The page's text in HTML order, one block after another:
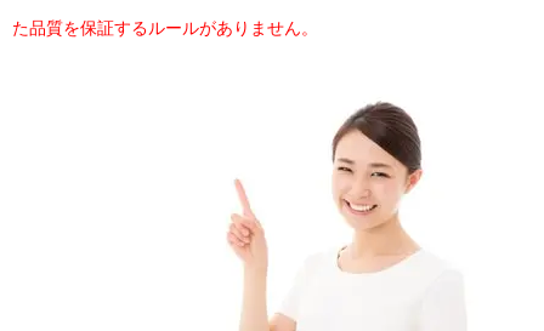
た品質を保証するルールがありません。